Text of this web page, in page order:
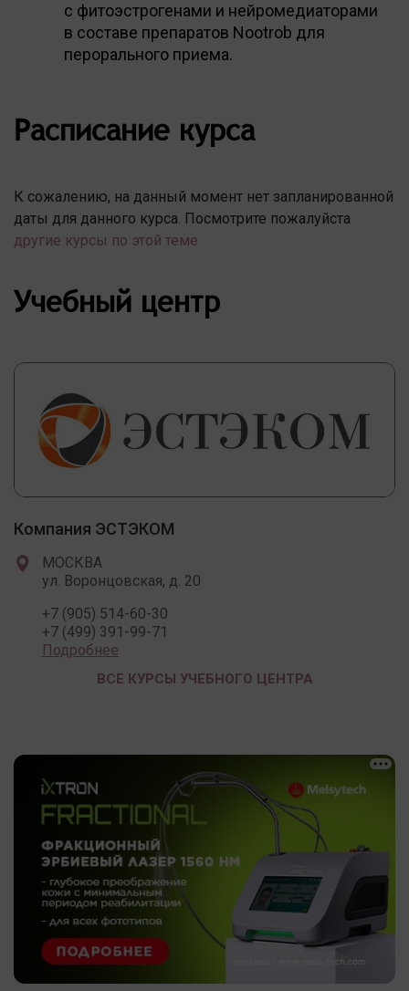
с фитоэстрогенами и нейромедиаторами
в составе препаратов Nootrob для
перорального приема.
Расписание курса
К сожалению, на данный момент нет запланированной
даты для данного курса. Посмотрите пожалуйста
другие курсы по этой теме
Учебный центр
Компания ЭСТЭКОМ
МОСКВА
ул. Воронцовская, д. 20
+7 (905) 514-60-30
+7 (499) 391-99-71
Подробнее
ВСЕ КУРСЫ УЧЕБНОГО ЦЕНТРА